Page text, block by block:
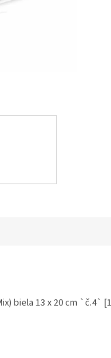
biela 13 x 20 cm `č.4`